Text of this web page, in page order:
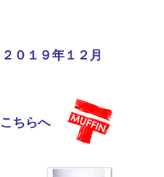
２０１９年１２月
ちらへ